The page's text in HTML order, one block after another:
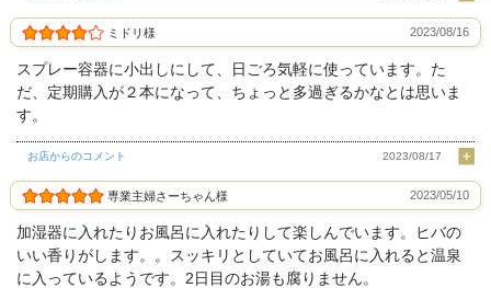
ミドリ様 2023/08/16
スプレー容器に小出しにして、日ごろ気軽に使っています。た
だ、定期購入が２本になって、ちょっと多過ぎるかなとは思いま
す。
お店からのコメント 2023/08/17
専業主婦さーちゃん様 2023/05/10
加湿器に入れたりお風呂に入れたりして楽しんでいます。ヒバの
いい香りがします。。スッキリとしていてお風呂に入れると温泉
に入っているようです。2日目のお湯も腐りません。